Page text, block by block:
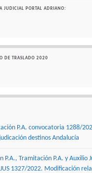
JUDICIAL PORTAL ADRIANO:
DE TRASLADO 2020
P.A. convocatoria 1288/
destinos Andalucía
P.A., Tramitación P.A. y Auxilio
1327/2022. Modificación